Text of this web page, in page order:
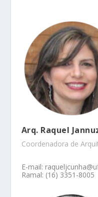
Arq. Raquel
Coordenadora de
E-mail:
Ramal: (16) 3351-8005